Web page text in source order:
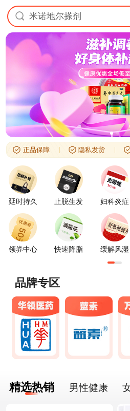
米诺地尔搽剂
正品保障 隐私发货
延时持久 止脱生发 妇科炎症
领券中心 快速降脂 缓解风湿
品牌专区
精选热销 男性健康